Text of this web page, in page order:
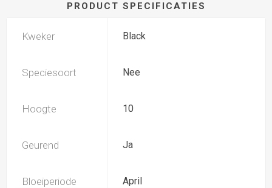
PRODUCT SPECIFICATIES
Kweker Black
Speciesoort Nee
Hoogte 10
Geurend Ja
Bloeiperiode April